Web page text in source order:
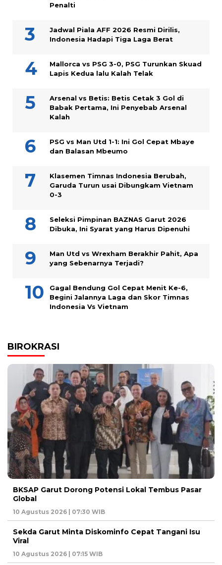
Penalti
Jadwal Piala AFF 2026 Resmi Dirilis,
Indonesia Hadapi Tiga Laga Berat
Mallorca vs PSG 3-0, PSG Turunkan Skuad
Lapis Kedua lalu Kalah Telak
Arsenal vs Betis: Betis Cetak 3 Gol di
Babak Pertama, Ini Penyebab Arsenal
Kalah
PSG vs Man Utd 1-1: Ini Gol Cepat Mbaye
dan Balasan Mbeumo
Klasemen Timnas Indonesia Berubah,
Garuda Turun usai Dibungkam Vietnam
0-3
Seleksi Pimpinan BAZNAS Garut 2026
Dibuka, Ini Syarat yang Harus Dipenuhi
Man Utd vs Wrexham Berakhir Pahit, Apa
yang Sebenarnya Terjadi?
Gagal Bendung Gol Cepat Menit Ke-6,
Begini Jalannya Laga dan Skor Timnas
Indonesia Vs Vietnam
BIROKRASI
BKSAP Garut Dorong Potensi Lokal Tembus Pasar
Global
10 Agustus 2026 | 07:30 WIB
Sekda Garut Minta Diskominfo Cepat Tangani Isu
Viral
10 Agustus 2026 | 07:15 WIB